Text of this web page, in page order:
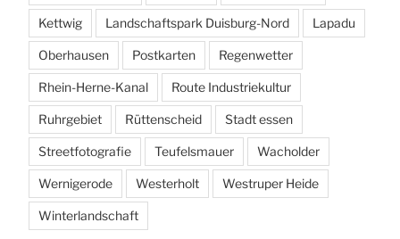
Kettwig Landschaftspark Duisburg-Nord Lapadu
Oberhausen Postkarten Regenwetter
Rhein-Herne-Kanal Route Industriekultur
Ruhrgebiet Rüttenscheid Stadt essen
Streetfotografie Teufelsmauer Wacholder
Wernigerode Westerholt Westruper Heide
Winterlandschaft